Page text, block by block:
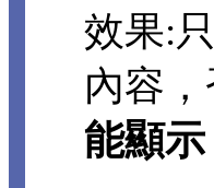
效果:
內容，
能顯